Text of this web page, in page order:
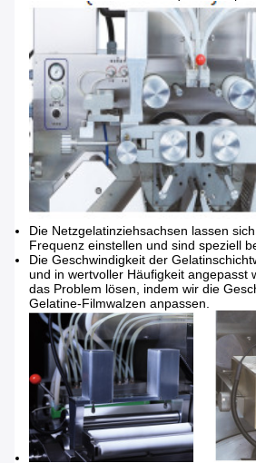
Die Netzgelatinziehsachsen lassen
Frequenz einstellen und sind speziell
Die Geschwindigkeit der
und in wertvoller Häufigkeit angepasst
das Problem lösen, indem wir die
Gelatine-Filmwalzen anpassen.